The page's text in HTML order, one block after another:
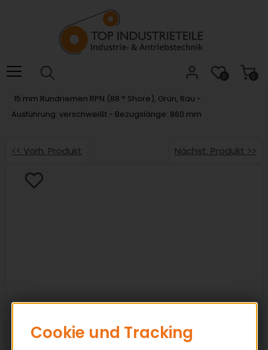
das
Barrierefreiheitsmenü
0
0
15 mm Rundriemen RPN (88 ° Shore), Grün, Rau -
Ausführung: verschweißt - Bezugslänge: 860 mm
<< Vorh. Produkt Nächst. Produkt >>
Cookie und Tracking